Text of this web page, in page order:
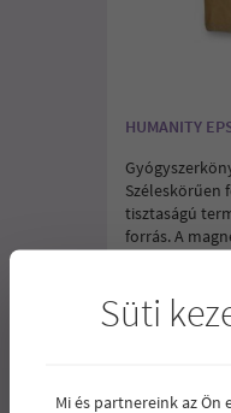
HUMANITY
Széleskörűen
tisztaságú
forrás. A
magnézium
Süti
Mi és partnereink az